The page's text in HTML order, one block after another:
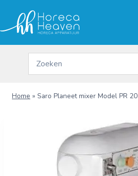
inhoud
Home » Saro Planeet mixer Model PR 20